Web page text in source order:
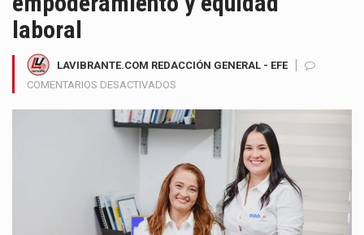
laboral
LAVIBRANTE.COM REDACCIÓN GENERAL - EFE
COMENTARIOS DESACTIVADOS
A
IMPULSA
LIDERAZGO
FEMENINO
CON
PROGRAMAS